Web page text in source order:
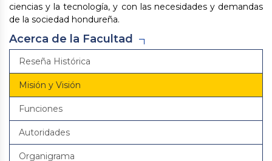
ciencias y la tecnología, y con las necesidades y demandas
de la sociedad hondureña.
Acerca de la Facultad
Reseña Histórica
Misión y Visión
Funciones
Autoridades
Organigrama